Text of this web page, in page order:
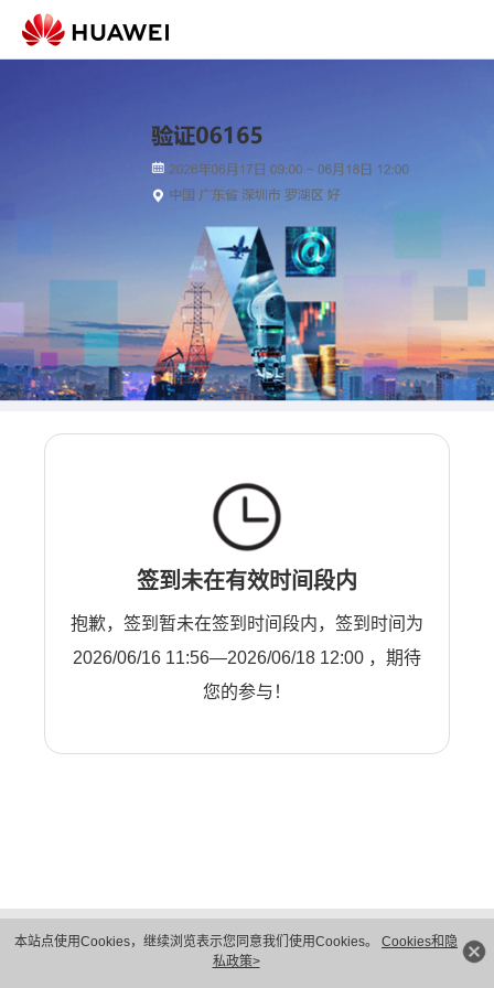
本站点使用Cookies，继续浏览表示您同意我们使用Cookies。 Cookies和隐
私政策>
签到未在有效时间段内
抱歉，签到暂未在签到时间段内，签到时间为
2026/06/16 11:56—2026/06/18 12:00 ，期待
您的参与！
隐私保护
法律声明